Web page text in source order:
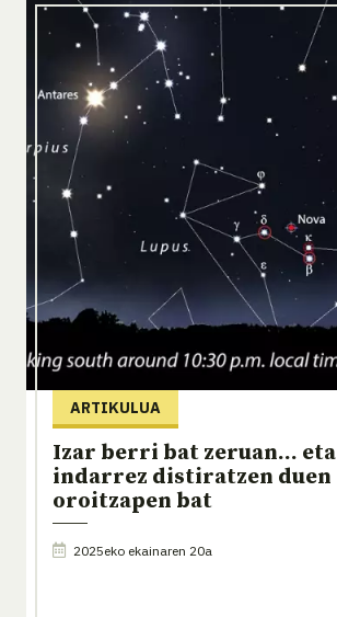
ARTIKULUA
Izar berri bat zeruan... eta
indarrez distiratzen duen
oroitzapen bat
2025eko ekainaren 20a